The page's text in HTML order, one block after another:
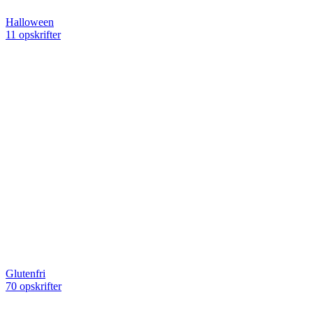
Halloween
11 opskrifter
Glutenfri
70 opskrifter